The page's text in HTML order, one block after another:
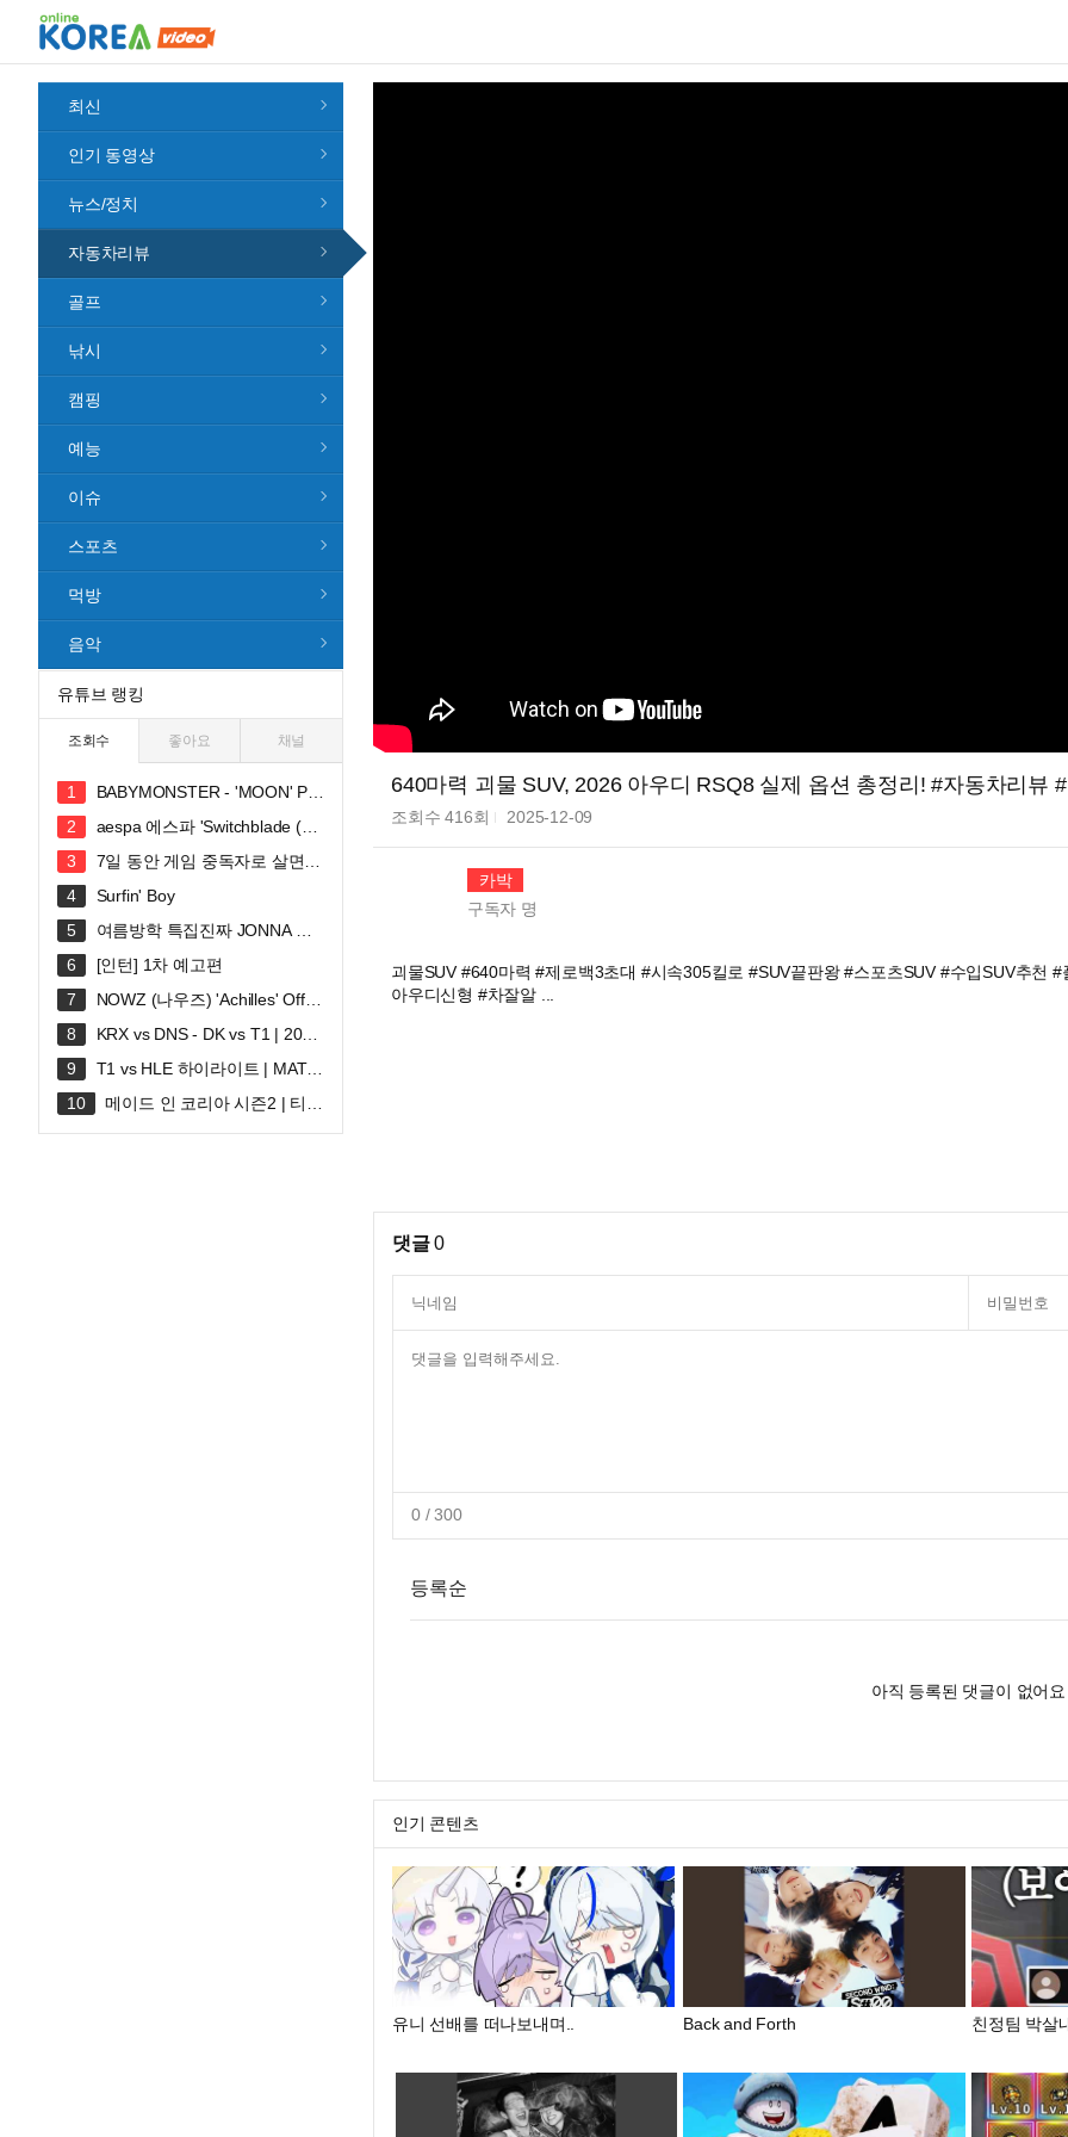
최신
인기 동영상
뉴스/정치
자동차리뷰
골프
낚시
캠핑
예능
이슈
스포츠
먹방
음악
유튜브 랭킹
조회수 좋아요 채널
BABYMONSTER - 'MOON' PE
RFORMANCE VIDEO
aespa 에스파 'Switchblade (Fe
at. Ty Dolla $ign)' MV
7일 동안 게임 중독자로 살면
생기는 일
Surfin' Boy
여름방학 특집진짜 JONNA 웃
깁니다ㅠㅠㅠ 혜안져스 덕몽어스 완
전체 합방!
[인턴] 1차 예고편
NOWZ (나우즈) 'Achilles' Offici
al Music Video
KRX vs DNS - DK vs T1 | 2026
LCK
T1 vs HLE 하이라이트 | MATC
H 30 | 2026 LoL KeSPA CUP
메이드 인 코리아 시즌2 | 티저
640마력 괴물 SUV, 2026 아우디 RSQ8 실제 옵션 총정리! #자동차리뷰
조회수416회 2025-12-09
카박
구독자 명
괴물SUV #640마력 #제로백3초대 #시속305킬로 #SUV끝판왕 #스포츠SUV #수입SUV추천 #
아우디신형 #차잘알 ...
댓글0
0/ 300
등록순
아직 등록된 댓글이 없어요
인기 콘텐츠
유니 선배를 떠나보내며.. Back and Forth 친정팀 박살